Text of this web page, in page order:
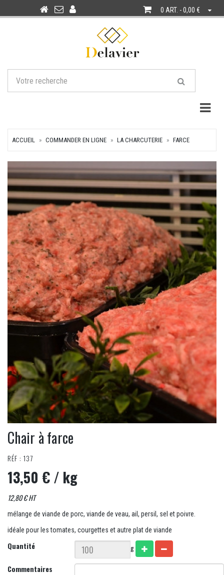
0 ART. - 0,00 €
ACCUEIL COMMANDER EN LIGNE LA CHARCUTERIE FARCE
Chair à farce
RÉF : 137
13,50 €/ kg
12,80 € HT
mélange de viande de porc, viande de veau, ail, persil, sel et poivre.
idéale pour les tomates, courgettes et autre plat de viande
Quantité g
Commentaires